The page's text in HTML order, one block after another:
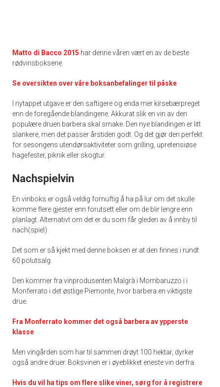
Matto di Bacco 2015 har denne våren vært en av de beste
rødvinsboksene.
Se oversikten over våre boksanbefalinger til påske
I nytappet utgave er den saftigere og enda mer kirsebærpreget
enn de foregående blandingene. Akkurat slik en vin av den
populære druen barbera skal smake. Den nye blandingen er litt
slankere, men det passer årstiden godt. Og det gjør den perfekt
for sesongens utendørsaktiviteter som grilling, upretensiøse
hagefester, piknik eller skogtur.
Nachspielvin
En vinboks er også veldig fornuftig å ha på lur om det skulle
komme flere gjester enn forutsett eller om de blir lengre enn
planlagt. Alternativt om det er du som får gleden av å innby til
nach(spiel).
Det som er så kjekt med denne boksen er at den finnes i rundt
60 polutsalg.
Den kommer fra vinprodusenten Malgrà i Mombaruzzo i i
Monferrato i det østlige Piemonte, hvor barbera en viktigste
drue.
Fra Monferrato kommer det også barbera av ypperste
klasse
Men vingården som har til sammen drøyt 100 hektar, dyrker
også andre druer. Boksvinen er i øyeblikket eneste vin derfra.
Hvis du vil ha tips om flere slike viner, sørg for å registrere